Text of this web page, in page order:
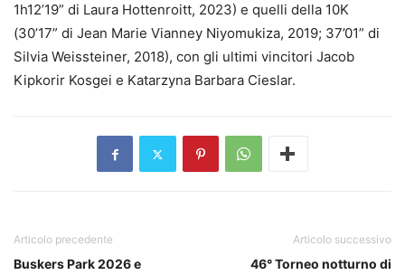
1h12’19” di Laura Hottenroitt, 2023) e quelli della 10K
(30’17” di Jean Marie Vianney Niyomukiza, 2019; 37’01” di
Silvia Weissteiner, 2018), con gli ultimi vincitori Jacob
Kipkorir Kosgei e Katarzyna Barbara Cieslar.
Articolo precedente
Buskers Park 2026 e
Articolo successivo
46° Torneo notturno di